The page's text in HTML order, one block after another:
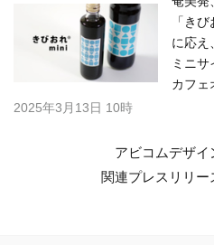
「き
に応え
ミニ
カフェ
2025年3月13日 10時
アビコムデザイ
関連プレスリリー